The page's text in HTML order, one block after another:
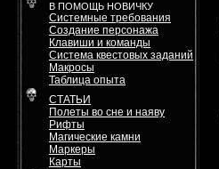
В ПОМОЩЬ НОВИЧКУ
Системные требования
Создание персонажа
Клавиши и команды
Система квестовых заданий
Макросы
Таблица опыта
СТАТЬИ
Полеты во сне и наяву
Рифты
Магические камни
Маркеры
Карты